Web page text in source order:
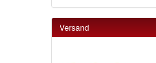
Versand